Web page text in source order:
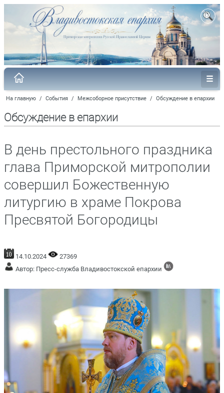
На главную / События / Межсоборное присутствие / Обсуждение в епархии
Обсуждение в епархии
В день престольного праздника
глава Приморской митрополии
совершил Божественную
литургию в храме Покрова
Пресвятой Богородицы
14.10.2024
27369
Автор: Пресс-служба Владивостокской епархии